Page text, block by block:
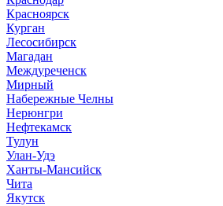
Красноярск
Курган
Лесосибирск
Магадан
Междуреченск
Мирный
Набережные Челны
Нерюнгри
Нефтекамск
Тулун
Улан-Удэ
Ханты-Мансийск
Чита
Якутск